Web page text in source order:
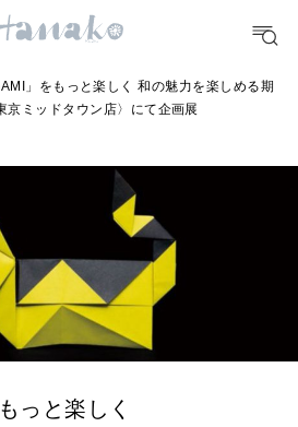
FORTUNE
明日のわたし
別] Weekly Holoscope
自分にやさしく
」をもっと楽しく 和の魅力を楽しめる期
京ミッドタウン店〉にて企画展
っと楽しく